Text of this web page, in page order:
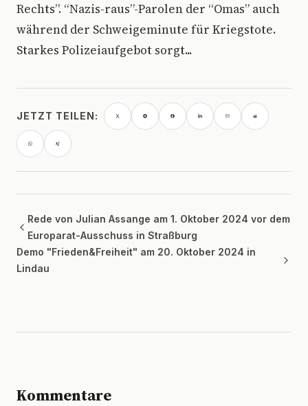
Rechts”. “Nazis-raus”-Parolen der “Omas” auch
während der Schweigeminute für Kriegstote.
Starkes Polizeiaufgebot sorgt...
JETZT TEILEN:
Rede von Julian Assange am 1. Oktober 2024 vor dem
Europarat-Ausschuss in Straßburg
Demo "Frieden&Freiheit" am 20. Oktober 2024 in
Lindau
Kommentare